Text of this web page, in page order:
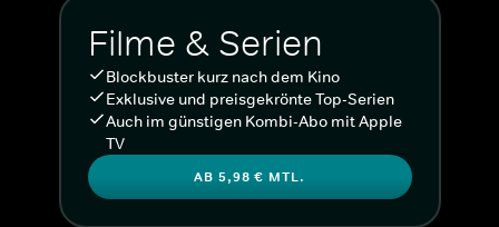
Filme & Serien
Blockbuster kurz nach dem Kino
Exklusive und preisgekrönte Top-Serien
Auch im günstigen Kombi-Abo mit Apple
TV
AB 5,98 € MTL.